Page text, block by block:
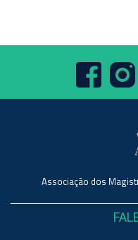
Associação dos